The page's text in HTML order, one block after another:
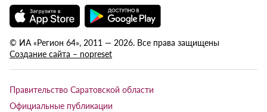
© ИА «Регион 64», 2011 — 2026. Все права защищены
Создание сайта – nopreset
Правительство Саратовской области
Официальные публикации